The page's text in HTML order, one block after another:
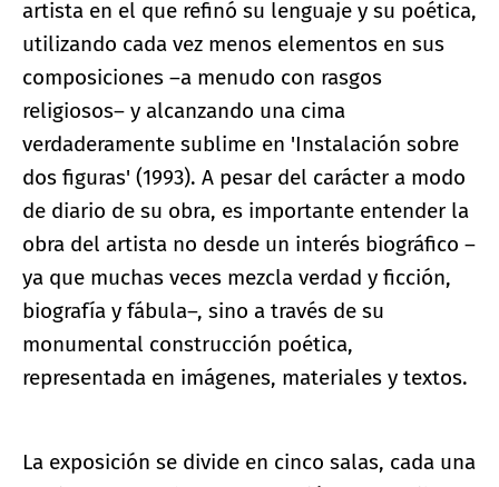
artista en el que refinó su lenguaje y su poética,
utilizando cada vez menos elementos en sus
composiciones –a menudo con rasgos
religiosos– y alcanzando una cima
verdaderamente sublime en 'Instalación sobre
dos figuras' (1993). A pesar del carácter a modo
de diario de su obra, es importante entender la
obra del artista no desde un interés biográfico –
ya que muchas veces mezcla verdad y ficción,
biografía y fábula–, sino a través de su
monumental construcción poética,
representada en imágenes, materiales y textos.
La exposición se divide en cinco salas, cada una